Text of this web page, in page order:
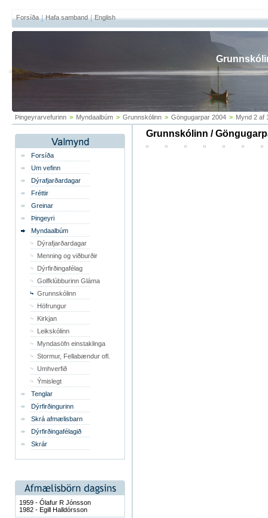
Forsíða Hafa samband English
Þingeyrarvefurinn > Myndaalbúm > Grunnskólinn > Göngugarpar 2004 > Mynd 2 af
Forsíða
Um vefinn
Dýrafjarðardagar
Fréttir
Greinar
Þingeyri
Myndaalbúm
Dýrafjarðardagar
Menning og viðburðir
Dýrfirðingafélag
Golfklúbburinn Gláma
Grunnskólinn
Höfrungur
Kirkjan
Leikskólinn
Myndasöfn einstaklinga
Stormur, Fellabændur ofl.
Umhverfið
Ýmislegt
Tenglar
Dýrfirðingurinn
Skrá afmælisbarn
Dýrfirðingafélagið
Skrár
1959 - Ólafur R Jónsson
1982 - Egill Halldórsson
Grunnskólinn /